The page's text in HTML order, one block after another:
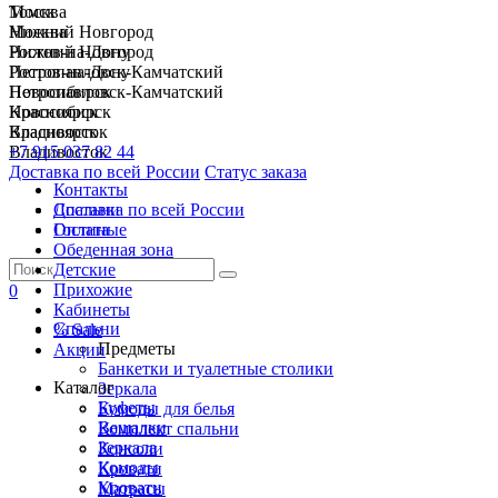
Москва
Нижний Новгород
Ростов-на-Дону
Петропавловск-Камчатский
Новосибирск
Красноярск
Владивосток
+7 915 037 82 44
Доставка по всей России Статус заказа
Спальни
Гостиные
Обеденная зона
Детские
Прихожие
Кабинеты
% Sale
Акции
Каталог
Буфеты
Вешалки
Зеркала
Комоды
Кровати
Томск
Москва
Нижний Новгород
Ростов-на-Дону
Петропавловск-Камчатский
Новосибирск
Красноярск
Владивосток
Контакты
Доставка по всей России
Оплата
0
Спальни
Предметы
Банкетки и туалетные столики
Зеркала
Комоды для белья
Комплект спальни
Консоли
Кровати
Матрасы